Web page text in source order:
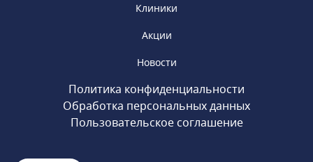
Клиники
Акции
Новости
Политика конфиденциальности
Обработка персональных данных
Пользовательское соглашение